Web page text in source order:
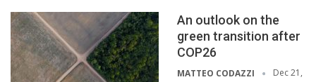
An outlook on the
green transition after
COP26
MATTEO CODAZZI
Dec 21,